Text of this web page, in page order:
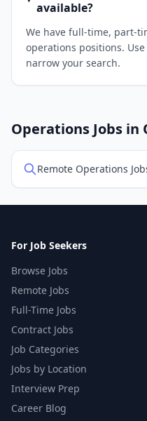
available?
We have full-time, part-
operations positions.
narrow your search.
Operations Jobs in
Remote Operations
For Job Seekers
Browse Jobs
Remote Jobs
Full-Time Jobs
Contract Jobs
Job Categories
Jobs by Location
Interview Prep
Career Blog